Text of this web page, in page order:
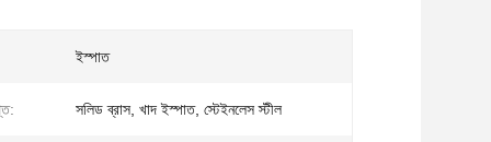
ইস্পাত
সলিড ব্রাস, খাদ ইস্পাত, স্টেইনলেস স্টীল